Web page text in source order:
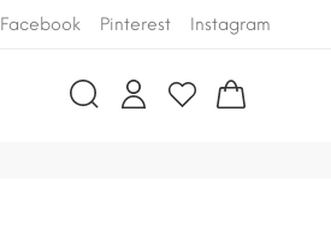
Facebook Pinterest Instagram